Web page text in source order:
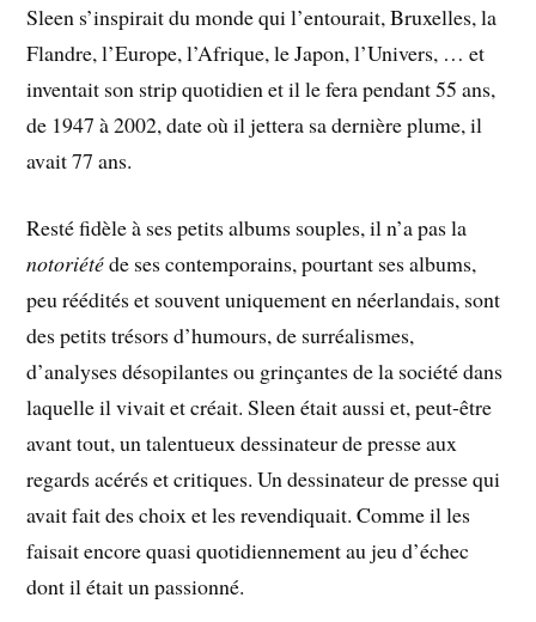
Sleen s’inspirait du monde qui l’entourait, Bruxelles, la
Flandre, l’Europe, l’Afrique, le Japon, l’Univers, … et
inventait son strip quotidien et il le fera pendant 55 ans,
de 1947 à 2002, date où il jettera sa dernière plume, il
avait 77 ans.
Resté fidèle à ses petits albums souples, il n’a pas la
notoriétéde ses contemporains, pourtant ses albums,
peu réédités et souvent uniquement en néerlandais, sont
des petits trésors d’humours, de surréalismes,
d’analyses désopilantes ou grinçantes de la société dans
laquelle il vivait et créait. Sleen était aussi et, peut-être
avant tout, un talentueux dessinateur de presse aux
regards acérés et critiques. Un dessinateur de presse qui
avait fait des choix et les revendiquait. Comme il les
faisait encore quasi quotidiennement au jeu d’échec
dont il était un passionné.